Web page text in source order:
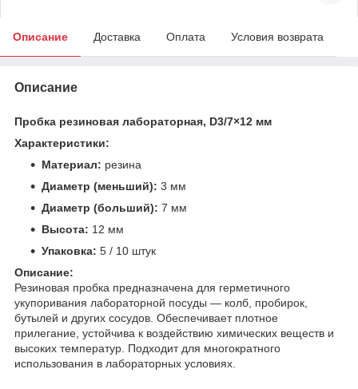
Описание Доставка Оплата Условия возврата
Описание
Пробка резиновая лабораторная, D3/7×12 мм
Характеристики:
Материал: резина
Диаметр (меньший): 3 мм
Диаметр (больший): 7 мм
Высота: 12 мм
Упаковка: 5 / 10 штук
Описание:
Резиновая пробка предназначена для герметичного
укупоривания лабораторной посуды — колб, пробирок,
бутылей и других сосудов. Обеспечивает плотное
прилегание, устойчива к воздействию химических веществ и
высоких температур. Подходит для многократного
использования в лабораторных условиях.